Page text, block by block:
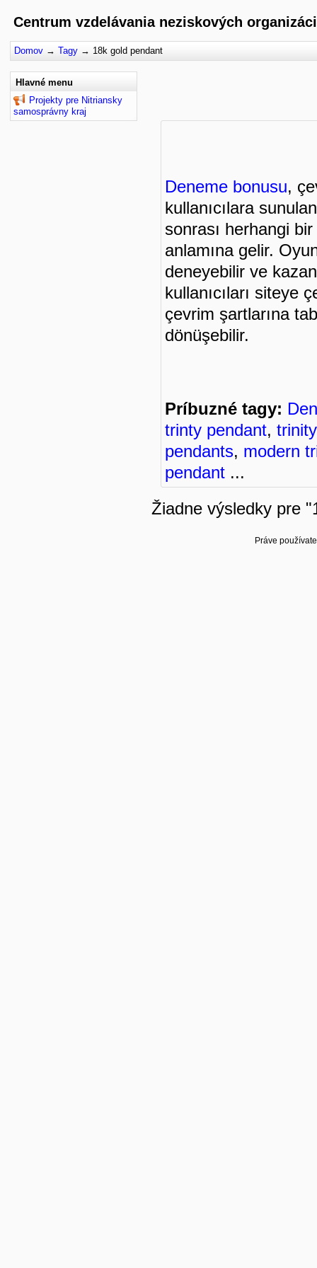
Centrum vzdelávania neziskových
Domov → Tagy → 18k gold pendant
Deneme bonusu,
kullanıcılara
sonrası herhangi
anlamına gelir.
deneyebilir ve
kullanıcıları siteye
çevrim şartlarına
dönüşebilir.
Príbuzné tagy:
trinty pendant,
pendants, modern
pendant...
Žiadne výsledky pre
Hlavné menu
Projekty pre Nitriansky
samosprávny kraj
Práve